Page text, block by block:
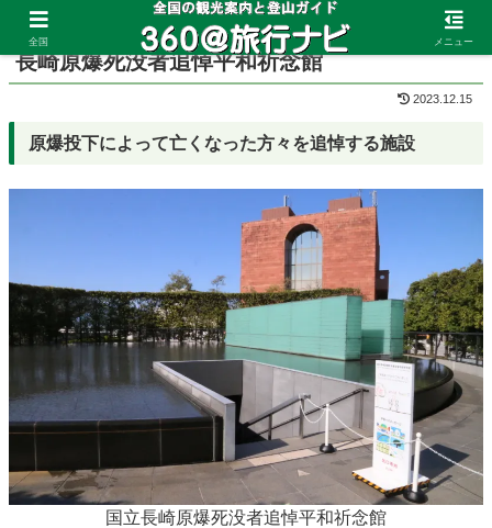
ホーム 長崎県 平和公園
長崎原爆死没者追悼平和祈念館
2023.12.15
原爆投下によって亡くなった方々を追悼する施設
国立長崎原爆死没者追悼平和祈念館
全国 メニュー